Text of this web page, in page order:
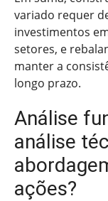
variado requer
investimentos
setores, e
manter a
longo prazo.
Análise
análise
ações?